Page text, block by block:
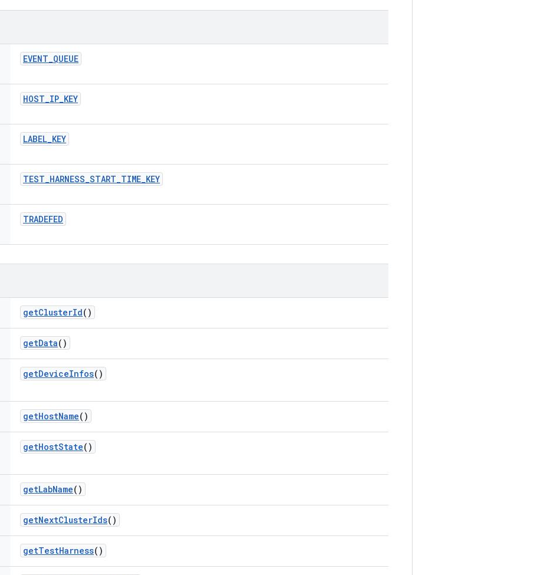
EVENT_QUEUE
HOST_IP_KEY
LABEL_KEY
TEST_HARNESS_START_TIME_KEY
TRADEFED
getClusterId()
getData()
getDeviceInfos()
getHostName()
getHostState()
getLabName()
getNextClusterIds()
getTestHarness()